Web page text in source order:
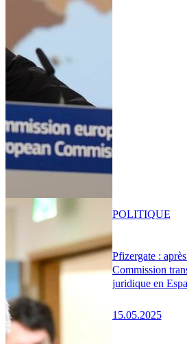
Pfizergate :
Commission
juridique en
15.05.2025
POLITIQUE